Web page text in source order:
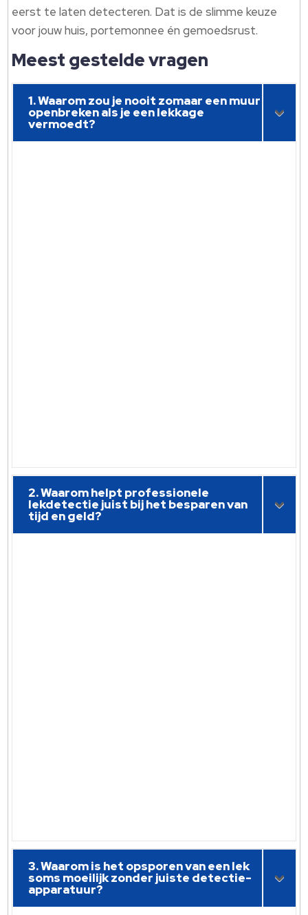
eerst te laten detecteren. Dat is de slimme keuze
voor jouw huis, portemonnee én gemoedsrust.
Meest gestelde vragen
1. Waarom zou je nooit zomaar een muur
openbreken als je een lekkage
vermoedt?
2. Waarom helpt professionele
lekdetectie juist bij het besparen van
tijd en geld?
3. Waarom is het opsporen van een lek
soms moeilijk zonder juiste detectie-
apparatuur?